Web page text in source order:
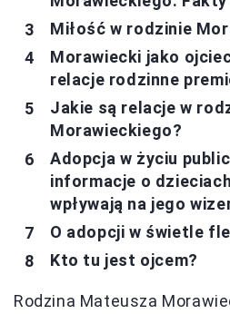
Miłość w rodzinie
Morawiecki jako
relacje rodzinne
Jakie są relacje w
Morawieckiego?
Adopcja w życiu
informacje o
wpływają na jego
O adopcji w świetle
Kto tu jest ojcem?
Rodzina Mateusza